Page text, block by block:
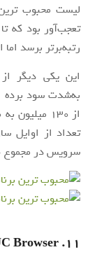
لیست محبوب
رتبه‌برتر برسد اما اکنون
این یکی دیگر
به‌شدت سود برده
سرویس در مجموع 420 میلیون کاربر دارد.
11. UC Browser